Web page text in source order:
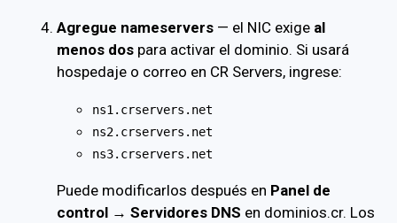
Agregue nameservers — el NIC exige al
menos dos para activar el dominio. Si usará
hospedaje o correo en CR Servers, ingrese:
ns1.crservers.net
ns2.crservers.net
ns3.crservers.net
Puede modificarlos después en Panel de
control → Servidores DNS en dominios.cr. Los